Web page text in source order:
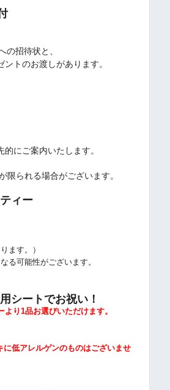
の招待状と、
トのお渡しがあります。
にご案内いたします。
られる場合がございます。
ィー
ます。）
可能性がございます。
シートでお祝い！
より1品お選びいただけます。
に低アレルゲンのものはございませ